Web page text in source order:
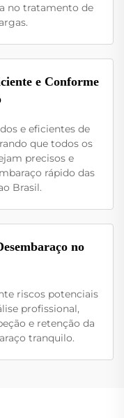
no tratamento de
e Conforme
e eficientes de
que todos os
precisos e
rápido das
Brasil.
no
riscos potenciais
profissional,
e retenção da
tranquilo.